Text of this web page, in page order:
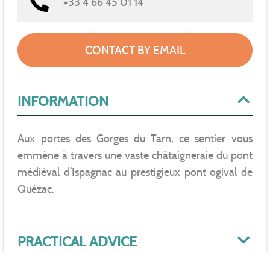
INFORMATION
Aux portes des Gorges du Tarn, ce sentier vous
emmène à travers une vaste châtaigneraie du pont
médiéval d’Ispagnac au prestigieux pont ogival de
Quézac.
PRACTICAL ADVICE
CONTACT BY EMAIL